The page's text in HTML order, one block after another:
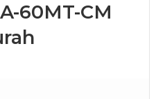
60MT-CM